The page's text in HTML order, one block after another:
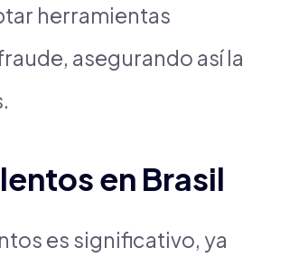
herramientas
asegurando así la
en Brasil
es significativo, ya